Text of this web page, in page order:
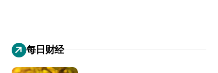
每日财经